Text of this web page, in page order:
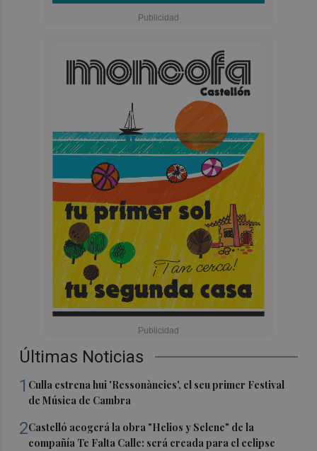
Últimas Noticias
1 Culla estrena hui 'Ressonàncies', el seu primer Festival
de Música de Cambra
2Castelló acogerá la obra "Helios y Selene" de la
compañía Te Falta Calle: será creada para el eclipse